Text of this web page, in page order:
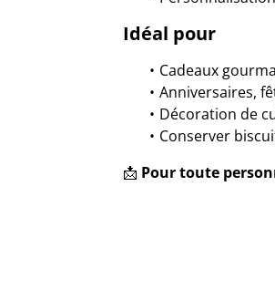
Idéal pour
Cadeaux
Anniversaires,
Décoration de
Conserver
📩 Pour toute